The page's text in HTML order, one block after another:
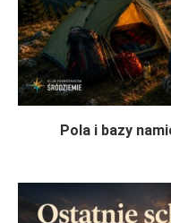
Pola i bazy